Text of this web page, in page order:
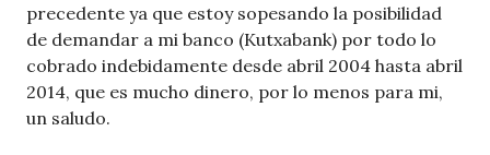
precedente ya que estoy sopesando la posibilidad
de demandar a mi banco (Kutxabank) por todo lo
cobrado indebidamente desde abril 2004 hasta abril
2014, que es mucho dinero, por lo menos para mi,
un saludo.